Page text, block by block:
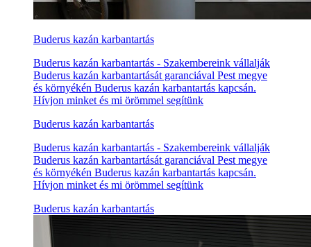
Buderus kazán karbantartás
Buderus kazán karbantartás - Szakembereink vállalják
Buderus kazán karbantartását garanciával Pest megye
és környékén Buderus kazán karbantartás kapcsán.
Hívjon minket és mi örömmel segítünk
Buderus kazán karbantartás
Buderus kazán karbantartás - Szakembereink vállalják
Buderus kazán karbantartását garanciával Pest megye
és környékén Buderus kazán karbantartás kapcsán.
Hívjon minket és mi örömmel segítünk
Buderus kazán karbantartás